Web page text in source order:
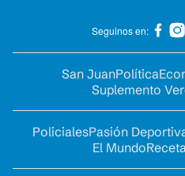
Seguinos en:
San JuanPolítica
Suplemento
PolicialesPasión
El Mundo